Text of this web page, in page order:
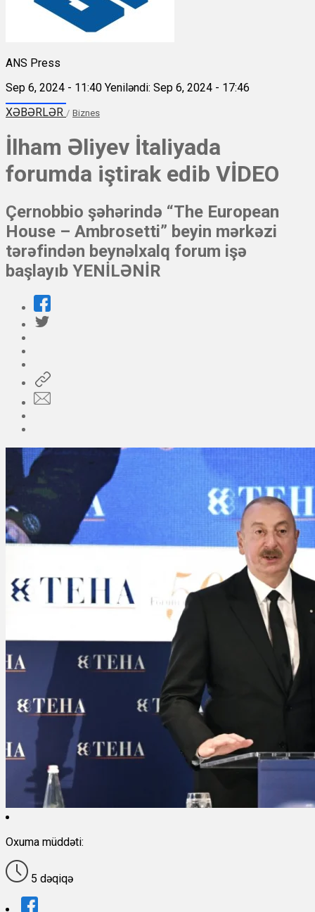
ANS Press
Sep 6, 2024 - 11:40 Yeniləndi: Sep 6, 2024 - 17:46
XƏBƏRLƏR / Biznes
İlham Əliyev İtaliyada
forumda iştirak edib VİDEO
Çernobbio şəhərində “The European
House – Ambrosetti” beyin mərkəzi
tərəfindən beynəlxalq forum işə
başlayıb YENİLƏNİR
Oxuma müddəti:
5 dəqiqə